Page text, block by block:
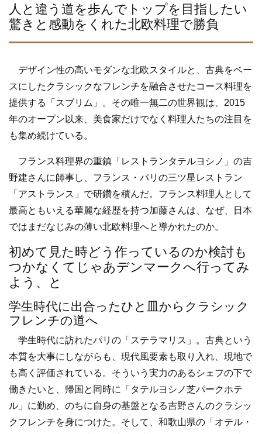
b
o
o
k
人と違う道を歩んでトップを目指したい
驚きと感動をくれた北欧料理で勝負
デザイン性の高いモダンな北欧スタイルと、古典をベー
スにしたクラシックなフレンチを融合させたコース料理を
提供する「スブリム」。その唯一無二の世界観は、2015
年のオープン以来、美食家だけでなく料理人たちの注目を
も集め続けている。
フランス料理界の重鎮「レストランタテルヨシノ」の吉
野建さんに師事し、フランス・パリの三ツ星レストラン
「アストランス」で研鑽を積んだ。フランス料理人として
最高ともいえる華麗な経歴を持つ加藤さんは、なぜ、日本
ではまだなじみの薄い北欧料理へと導かれたのか。
初めて見た時どう作っているのか検討も
つかなくてじゃあデンマークへ行ってみ
よう、と
学生時代に出合ったひと皿からクラシック
フレンチの道へ
学生時代に訪れたパリの「ステラマリス」。古典という
本質を大事にしながらも、現代風要素も取り入れ、現地で
も高く評価されている。そういう実力のあるシェフの下で
働きたいと、帰国と同時に「タテルヨシノ芝パークホテ
ル」に勤め、のちに自身の基盤となる吉野さんのクラシッ
クフレンチを身につけた。そして、和歌山県の「オテル・